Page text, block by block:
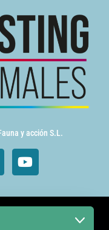
y acción S.L.
y TV